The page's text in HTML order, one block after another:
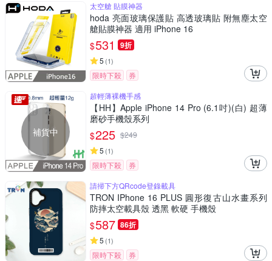
太空艙 貼膜神器
hoda 亮面玻璃保護貼 高透玻璃貼 附無塵太空
艙貼膜神器 適用 iPhone 16
$531 9折
5 (1)
限時下殺 券
補貨中
超輕薄裸機手感
【HH】Apple iPhone 14 Pro (6.1吋)(白) 超薄
磨砂手機殼系列
$225 $249
5 (1)
限時下殺
券
請掃下方QRcode登錄載具
TRON IPhone 16 PLUS 圓形復古山水畫系列
防摔太空載具殼 透黑 軟硬 手機殼
$587 86折
5 (1)
限時下殺 券